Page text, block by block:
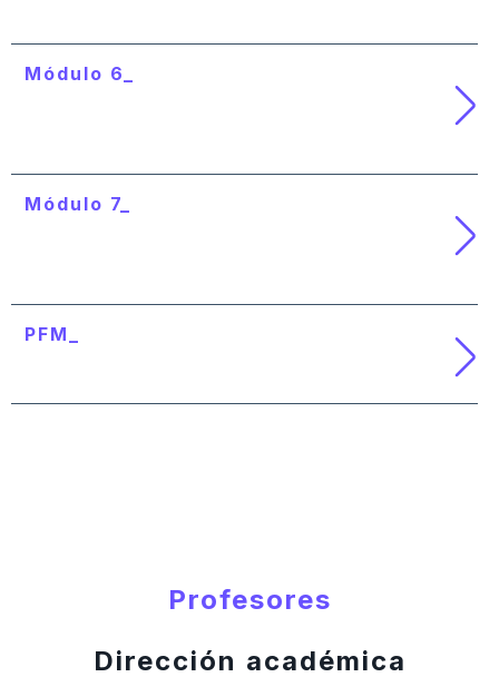
Módulo 6_
Módulo 7_
PFM_
Profesores
Dirección académica